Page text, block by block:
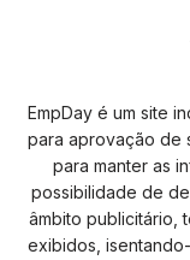
EmpDay é um site
para aprovação de
para manter as
possibilidade de
âmbito publicitário,
exibidos,